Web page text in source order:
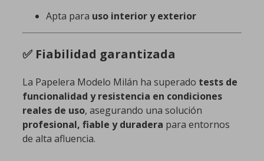
Apta para uso interior y exterior
✅ Fiabilidad garantizada
La Papelera Modelo Milán ha superado tests de
funcionalidad y resistencia en condiciones
reales de uso, asegurando una solución
profesional, fiable y duradera para entornos
de alta afluencia.